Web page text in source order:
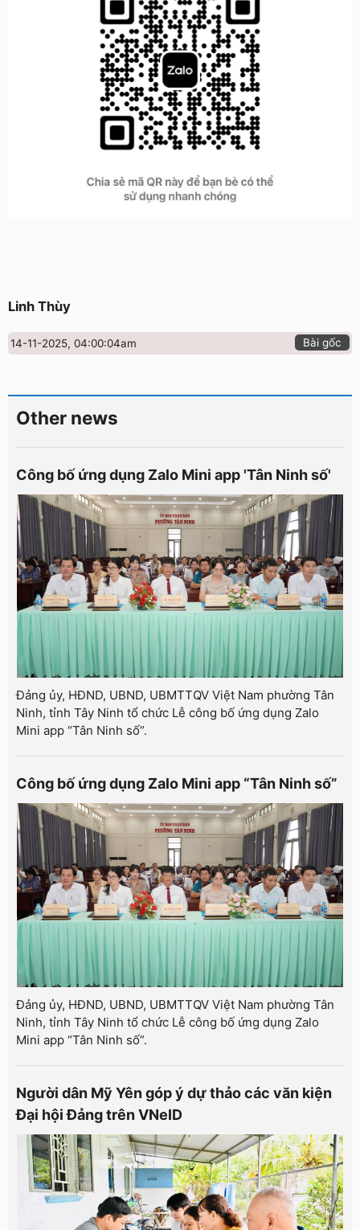
Linh Thùy
14-11-2025, 04:00:04am Bài gốc
Other news
Công bố ứng dụng Zalo Mini app 'Tân Ninh số'
Đảng ủy, HĐND, UBND, UBMTTQV Việt Nam phường Tân
Ninh, tỉnh Tây Ninh tổ chức Lễ công bố ứng dụng Zalo
Mini app “Tân Ninh số”.
Công bố ứng dụng Zalo Mini app “Tân Ninh số”
Đảng ủy, HĐND, UBND, UBMTTQV Việt Nam phường Tân
Ninh, tỉnh Tây Ninh tổ chức Lễ công bố ứng dụng Zalo
Mini app “Tân Ninh số”.
Người dân Mỹ Yên góp ý dự thảo các văn kiện
Đại hội Đảng trên VNeID